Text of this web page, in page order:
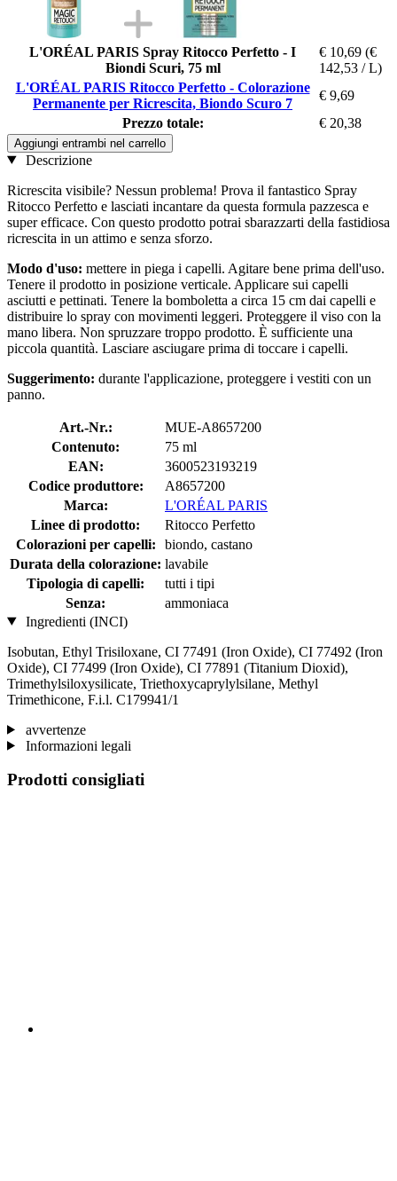
L'ORÉAL PARIS Spray Ritocco Perfetto - I
Biondi Scuri, 75 ml
€ 10,69 (€
142,53 / L)
L'ORÉAL PARIS Ritocco Perfetto - Colorazione
Permanente per Ricrescita, Biondo Scuro 7
€ 9,69
Prezzo totale:
€ 20,38
Aggiungi entrambi nel carrello
Descrizione
Ricrescita visibile? Nessun problema! Prova il fantastico Spray
Ritocco Perfetto e lasciati incantare da questa formula pazzesca e
super efficace. Con questo prodotto potrai sbarazzarti della fastidiosa
ricrescita in un attimo e senza sforzo.
Modo d'uso: mettere in piega i capelli. Agitare bene prima dell'uso.
Tenere il prodotto in posizione verticale. Applicare sui capelli
asciutti e pettinati. Tenere la bomboletta a circa 15 cm dai capelli e
distribuire lo spray con movimenti leggeri. Proteggere il viso con la
mano libera. Non spruzzare troppo prodotto. È sufficiente una
piccola quantità. Lasciare asciugare prima di toccare i capelli.
Suggerimento: durante l'applicazione, proteggere i vestiti con un
panno.
Art.-Nr.:
MUE-A8657200
Contenuto:
75 ml
EAN:
3600523193219
Codice produttore:
A8657200
Marca:
L'ORÉAL PARIS
Linee di prodotto:
Ritocco Perfetto
Colorazioni per capelli:
biondo, castano
Durata della colorazione: lavabile
Tipologia di capelli:
tutti i tipi
Senza:
ammoniaca
Ingredienti (INCI)
Isobutan, Ethyl Trisiloxane, CI 77491 (Iron Oxide), CI 77492 (Iron
Oxide), CI 77499 (Iron Oxide), CI 77891 (Titanium Dioxid),
Trimethylsiloxysilicate, Triethoxycaprylylsilane, Methyl
Trimethicone, F.i.l. C179941/1
avvertenze
Informazioni legali
Prodotti consigliati